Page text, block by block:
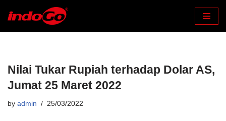
Nilai Tukar Rupiah terhadap Dolar AS,
Jumat 25 Maret 2022
by admin 25/03/2022